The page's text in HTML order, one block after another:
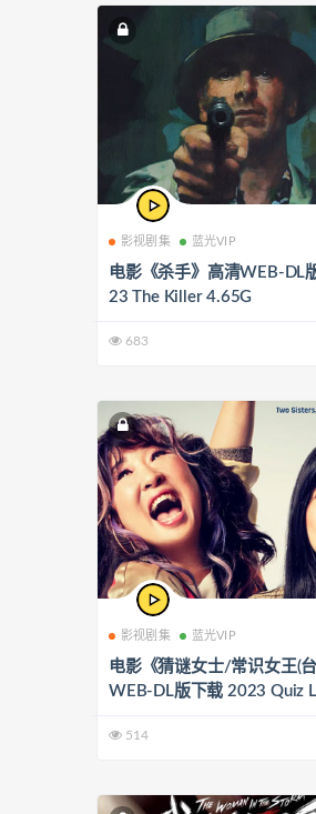
影视剧集 蓝光VIP
电影《杀手》高清WEB-DL
23 The Killer 4.65G
683
影视剧集 蓝光VIP
电影《猜谜女士/常识女王(
WEB-DL版下载 2023 Quiz
514